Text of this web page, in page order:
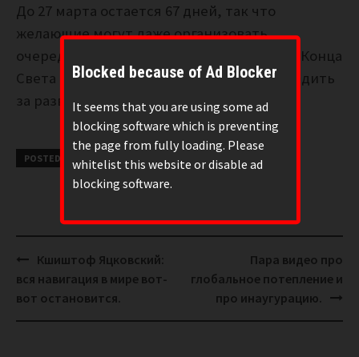
До 27 марта остается 67 дней, так что
желающие могут даже организовать
очередной обратный отсчет до времени Конца
Света – будем за ним приглядывать и следить
за развитием событий.
POSTED UNDER КОНСПИРОЛОГИЯ
Post
navigation
Кшиштоф Яцковский:
вся навигация в мире вот-
вот остановится.
Пара видео про
глобальное потепление и
про инаугурацию.
Blocked because of Ad Blocker
It seems that you are using some ad
blocking software which is preventing
the page from fully loading. Please
whitelist this website or disable ad
blocking software.